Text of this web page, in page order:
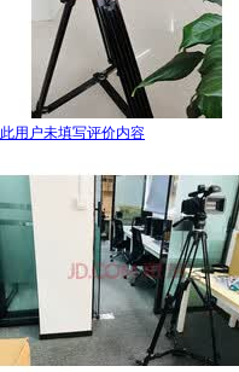
此用户未填写评价内容